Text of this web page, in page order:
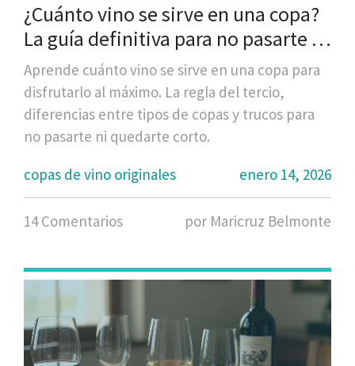
¿Cuánto vino se sirve en una copa?
La guía definitiva para no pasarte ni
quedarte corto
Aprende cuánto vino se sirve en una copa para
disfrutarlo al máximo. La regla del tercio,
diferencias entre tipos de copas y trucos para
no pasarte ni quedarte corto.
copas de vino originales
enero 14, 2026
14 Comentarios por Maricruz Belmonte